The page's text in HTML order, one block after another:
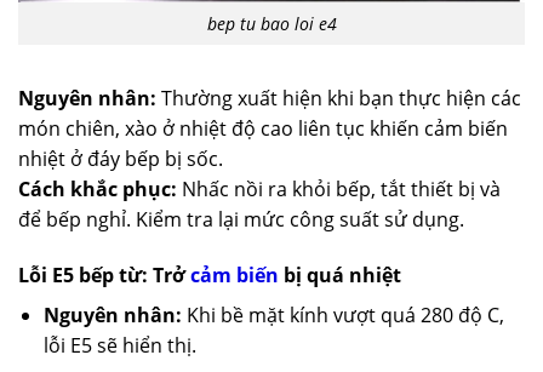
bep tu bao loi e4
Nguyên nhân: Thường xuất hiện khi bạn thực hiện các
món chiên, xào ở nhiệt độ cao liên tục khiến cảm biến
nhiệt ở đáy bếp bị sốc.
Cách khắc phục: Nhấc nồi ra khỏi bếp, tắt thiết bị và
để bếp nghỉ. Kiểm tra lại mức công suất sử dụng.
Lỗi E5 bếp từ: Trởcảm biến bị quá nhiệt
Nguyên nhân: Khi bề mặt kính vượt quá 280 độ C,
lỗi E5 sẽ hiển thị.